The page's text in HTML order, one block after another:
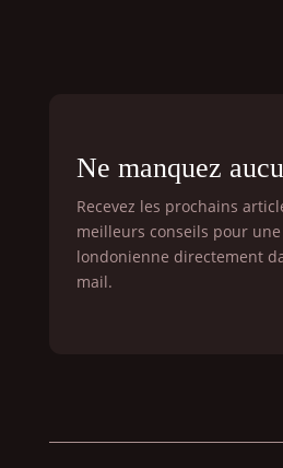
Ne manquez
Recevez les prochains
meilleurs conseils pour
londonienne directement
mail.